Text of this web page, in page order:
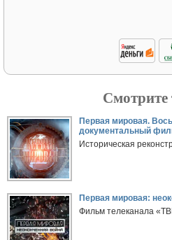
Смотрите
Первая мировая.
документальный
Историческая
Первая мировая:
Фильм телеканала